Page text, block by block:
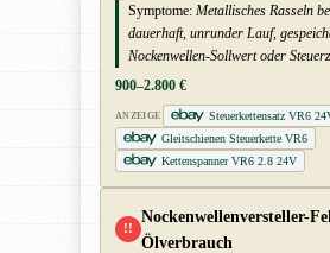
Symptome: Metallisches Rasseln
dauerhaft, unrunder Lauf,
Nockenwellen-Sollwert oder
900–2.800 €
ANZEIGE
Steuerkettensatz VR6
Gleitschienen Steuerkette VR6
Kettenspanner VR6 2.8 24V
!!
Nockenwellenversteller-
Ölverbrauch